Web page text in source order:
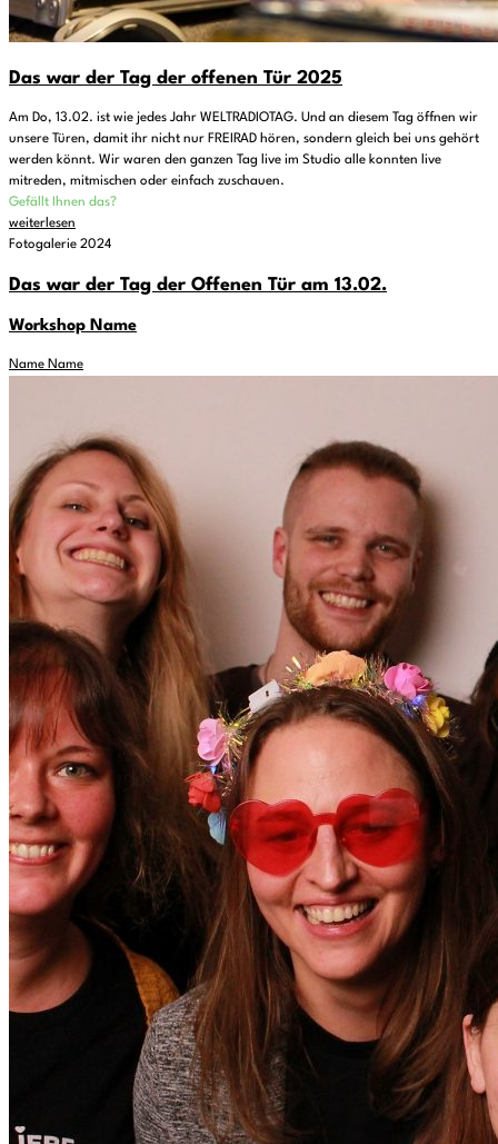
Das war der Tag der offenen Tür 2025
Am Do, 13.02. ist wie jedes Jahr WELTRADIOTAG. Und an diesem Tag öffnen wir
unsere Türen, damit ihr nicht nur FREIRAD hören, sondern gleich bei uns gehört
werden könnt. Wir waren den ganzen Tag live im Studio alle konnten live
mitreden, mitmischen oder einfach zuschauen.
Gefällt Ihnen das?
weiterlesen
Fotogalerie 2024
Das war der Tag der Offenen Tür am 13.02.
Workshop Name
Name Name